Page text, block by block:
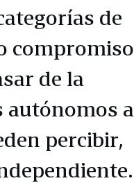
de
compromiso
de la
autónomos a
percibir,